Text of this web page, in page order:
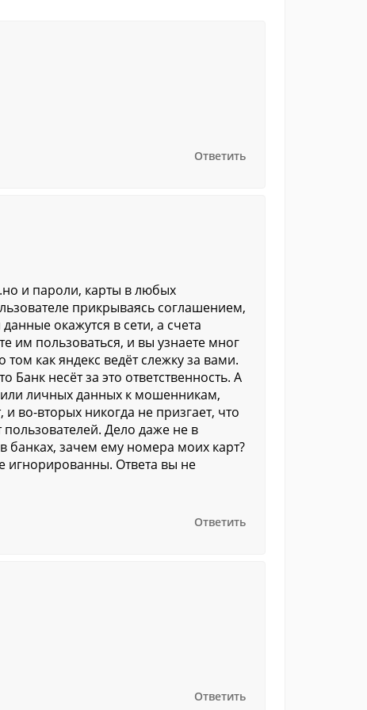
Ответить
и пароли, карты в любых
прикрываясь соглашением,
окажутся в сети, а счета
им пользоваться, и вы узнаете мног
как яндекс ведёт слежку за вами.
несёт за это ответственность. А
или личных данных к мошенникам,
во-вторых никогда не призгает, что
Дело даже не в
банках, зачем ему номера моих карт?
игнорированны. Ответа вы не
Ответить
Ответить